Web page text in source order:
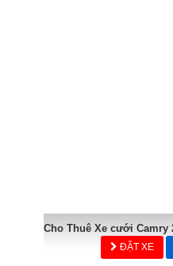
Cho Thuê Xe cưới Camry
ĐẶT XE